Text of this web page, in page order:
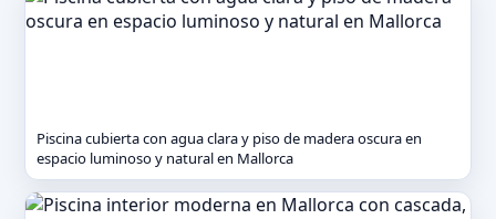
Piscina cubierta con agua clara y piso de madera oscura en
espacio luminoso y natural en Mallorca